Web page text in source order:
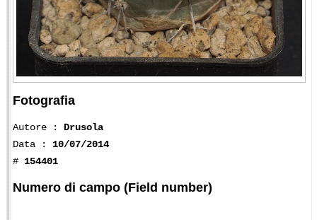
Fotografia
Autore : Drusola
Data : 10/07/2014
# 154401
Numero di campo (Field number)